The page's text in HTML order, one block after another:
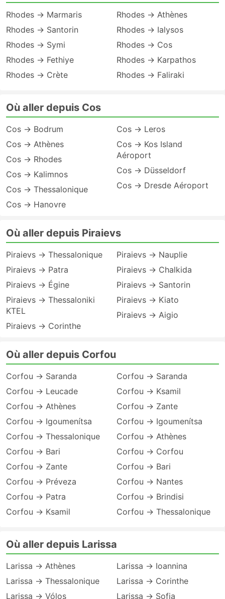
Rhodes → Marmaris
Rhodes → Santorin
Rhodes → Symi
Rhodes → Fethiye
Rhodes → Crète
Rhodes → Athènes
Rhodes → Ialysos
Rhodes → Cos
Rhodes → Karpathos
Rhodes → Faliraki
Où aller depuis Cos
Cos → Bodrum
Cos → Athènes
Cos → Rhodes
Cos → Kalimnos
Cos → Thessalonique
Cos → Hanovre
Cos → Leros
Cos → Kos Island
Aéroport
Cos → Düsseldorf
Cos → Dresde Aéroport
Où aller depuis Piraievs
Piraievs → Thessalonique
Piraievs → Patra
Piraievs → Égine
Piraievs → Thessaloniki
KTEL
Piraievs → Corinthe
Piraievs → Nauplie
Piraievs → Chalkida
Piraievs → Santorin
Piraievs → Kiato
Piraievs → Aigio
Où aller depuis Corfou
Corfou → Saranda
Corfou → Leucade
Corfou → Athènes
Corfou → Igoumenítsa
Corfou → Thessalonique
Corfou → Bari
Corfou → Zante
Corfou → Préveza
Corfou → Patra
Corfou → Ksamil
Corfou → Saranda
Corfou → Ksamil
Corfou → Zante
Corfou → Igoumenítsa
Corfou → Athènes
Corfou → Corfou
Corfou → Bari
Corfou → Nantes
Corfou → Brindisi
Corfou → Thessalonique
Où aller depuis Larissa
Larissa → Athènes
Larissa → Thessalonique
Larissa → Vólos
Larissa → Ioannina
Larissa → Corinthe
Larissa → Sofia